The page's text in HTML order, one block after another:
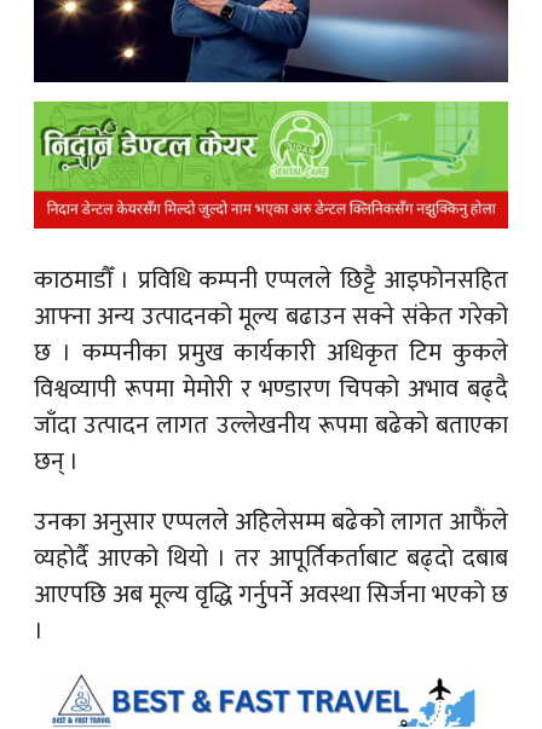
News
काठमाडौँ । प्रविधि कम्पनी एप्पलले छिट्टै आइफोनसहित
आफ्ना अन्य उत्पादनको मूल्य बढाउन सक्ने संकेत गरेको
छ । कम्पनीका प्रमुख कार्यकारी अधिकृत टिम कुकले
विश्वव्यापी रूपमा मेमोरी र भण्डारण चिपको अभाव बढ्दै
जाँदा उत्पादन लागत उल्लेखनीय रूपमा बढेको बताएका
छन् ।
उनका अनुसार एप्पलले अहिलेसम्म बढेको लागत आफैंले
व्यहोर्दै आएको थियो । तर आपूर्तिकर्ताबाट बढ्दो दबाब
आएपछि अब मूल्य वृद्धि गर्नुपर्ने अवस्था सिर्जना भएको छ
।